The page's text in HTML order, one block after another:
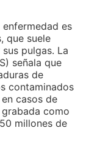
es
que suele
pulgas. La
señala que
de
contaminados
casos de
como
millones de